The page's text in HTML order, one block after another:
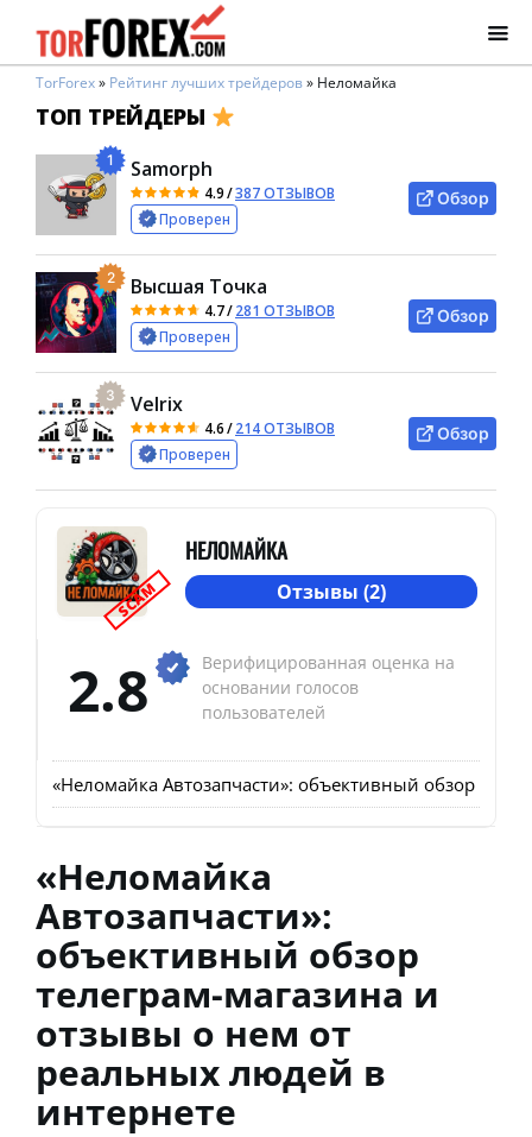
TorForex» Рейтинг лучших трейдеров» Неломайка
ТОП ТРЕЙДЕРЫ
1 Samorph
4.9/387 ОТЗЫВОВ
Проверен
Обзор
2 Высшая Точка
4.7/281 ОТЗЫВОВ
Проверен
Обзор
3 Velrix
4.6/214 ОТЗЫВОВ
Проверен
Обзор
SCAM
НЕЛОМАЙКА
Отзывы (2)
2.8
Верифицированная оценка на
основании голосов
пользователей
«Неломайка Автозапчасти»: объективный обзор
«Неломайка
Автозапчасти»:
объективный обзор
телеграм-магазина и
отзывы о нем от
реальных людей в
интернете